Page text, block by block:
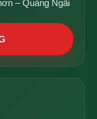
– Quảng Ngãi